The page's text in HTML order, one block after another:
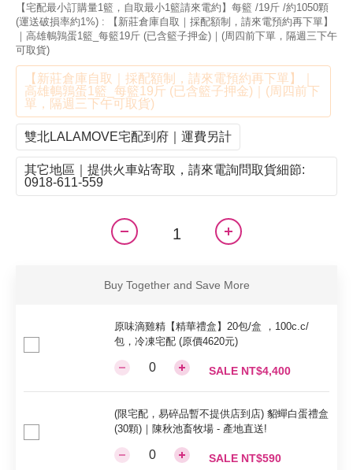
【宅配最小訂購量1籃，自取最小1籃請來電約】每籃 /19斤 /約1050顆
(運送破損率約1%) : 【新莊倉庫自取｜採配額制，請來電預約再下單】
｜高雄鵪鶉蛋1籃_每籃19斤 (已含籃子押金)｜(周四前下單，隔週三下午
可取貨)
【新莊倉庫自取｜採配額制，請來電預約再下單】｜
高雄鵪鶉蛋1籃_每籃19斤 (已含籃子押金)｜(周四前下
單，隔週三下午可取貨)
雙北LALAMOVE宅配到府｜運費另計
其它地區｜提供火車站寄取，請來電詢問取貨細節:
0918-611-559
Buy Together and Save More
原味滴雞精【精華禮盒】20包/盒 ，100c.c/
包，冷凍宅配 (原價4620元)
SALE NT$4,400
(限宅配，易碎品暫不提供店到店) 貂蟬白蛋禮盒
(30顆)｜陳秋池畜牧場 - 產地直送!
SALE NT$590